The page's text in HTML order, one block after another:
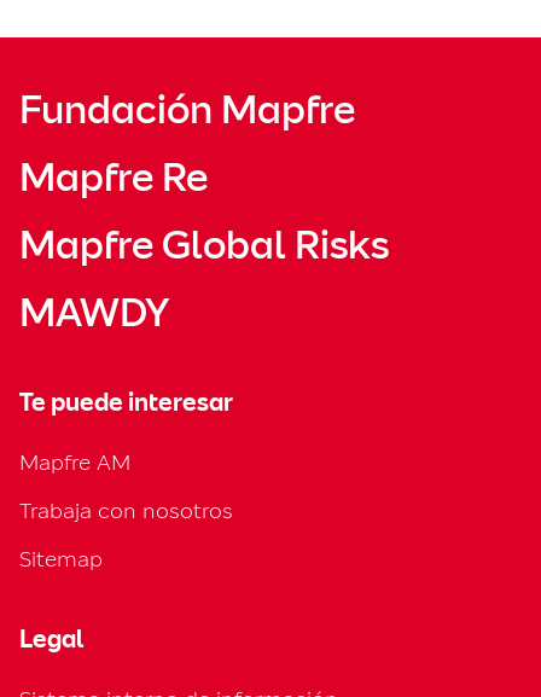
Fundación Mapfre
Mapfre Re
Mapfre Global Risks
MAWDY
Te puede interesar
Mapfre AM
Trabaja con nosotros
Sitemap
Legal